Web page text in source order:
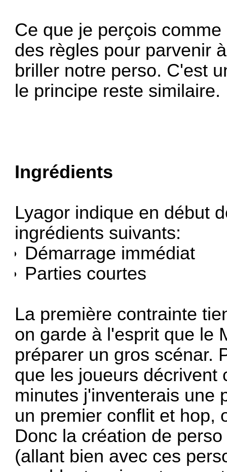
Ce que je perçois
des règles pour parvenir
briller notre perso. C'est
le principe reste similaire.
Ingrédients
Lyagor indique en début
ingrédients suivants:
Démarrage immédiat
Parties courtes
La première contrainte
on garde à l'esprit que le
préparer un gros scénar.
que les joueurs décrivent
minutes j'inventerais une
un premier conflit et hop,
Donc la création de
(allant bien avec ces